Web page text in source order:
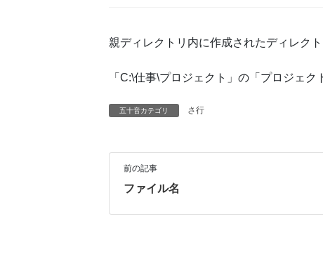
親ディレクトリ内に作成されたディレクト
「C:\仕事\プロジェクト」の「プロジェ
五十音カテゴリ さ行
前の記事
ファイル名